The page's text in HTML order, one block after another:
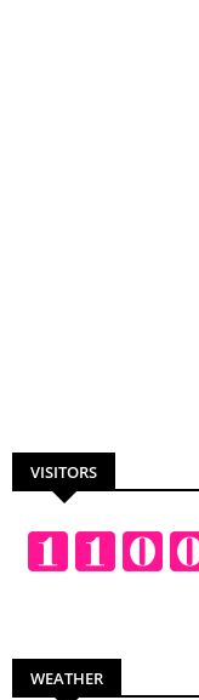
VISITORS
WEATHER